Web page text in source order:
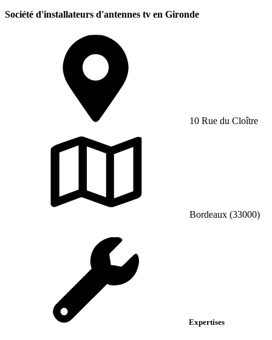
Société d'installateurs d'antennes tv en Gironde
10 Rue du Cloître
Bordeaux (33000)
Expertises